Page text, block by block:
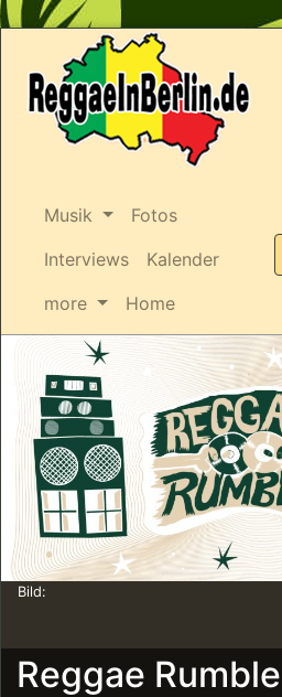
Musik
Fotos
Interviews
Kalender
more
Home
Reggae
Bild: